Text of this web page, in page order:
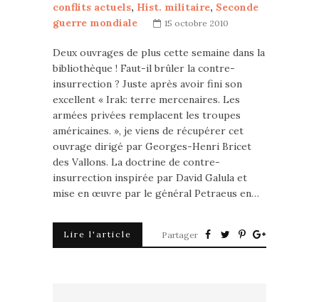
conflits actuels, Hist. militaire, Seconde
guerre mondiale
15 octobre 2010
Deux ouvrages de plus cette semaine dans la
bibliothèque ! Faut-il brûler la contre-
insurrection ? Juste après avoir fini son
excellent « Irak: terre mercenaires. Les
armées privées remplacent les troupes
américaines. », je viens de récupérer cet
ouvrage dirigé par Georges-Henri Bricet
des Vallons. La doctrine de contre-
insurrection inspirée par David Galula et
mise en œuvre par le général Petraeus en…
Lire l'article Partager